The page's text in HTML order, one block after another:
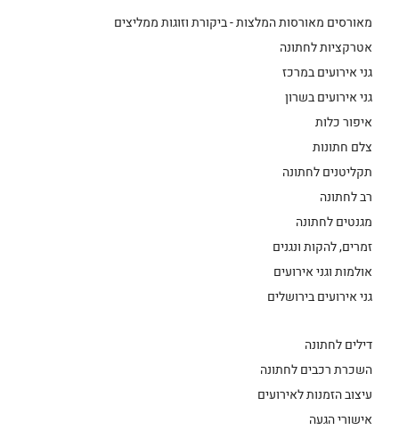
מאורסים מאורסות המלצות - ביקורת וזוגות ממליצים
אטרקציות לחתונה
גני אירועים במרכז
גני אירועים בשרון
איפור כלות
צלם חתונות
תקליטנים לחתונה
רב לחתונה
מגנטים לחתונה
זמרים, להקות ונגנים
אולמות וגני אירועים
גני אירועים בירושלים
דילים לחתונה
השכרת רכבים לחתונה
עיצוב הזמנות לאירועים
אישורי הגעה